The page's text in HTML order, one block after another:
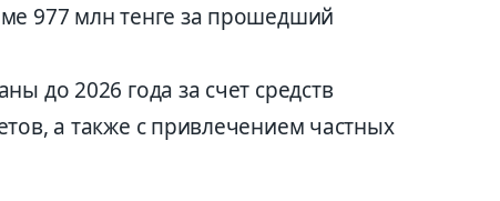
977 млн тенге за прошедший
до 2026 года за счет средств
а также с привлечением частных